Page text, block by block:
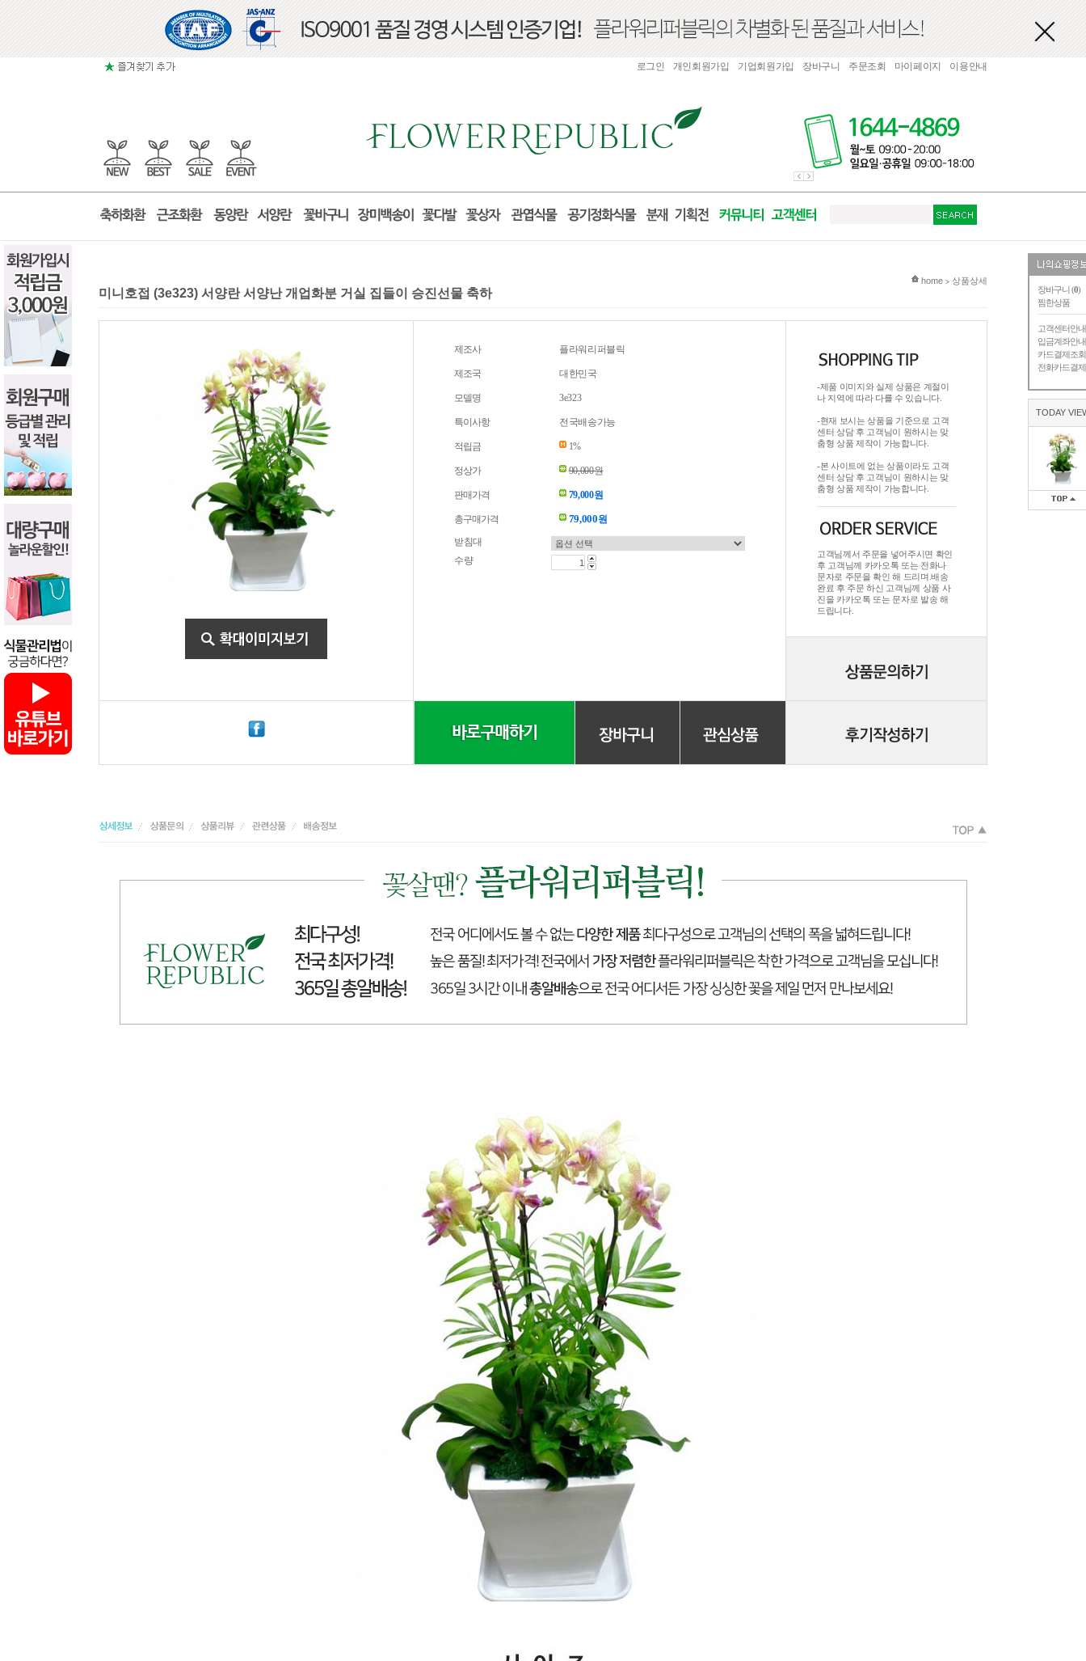
장바구니 (0)
찜한상품
고객센터안내
입금계좌안내
카드결제조회
전화카드결제
TODAY
로그인 개인회원가입 기업회원가입 장바구니 주문조회 마이페이지 이용안내
현재 위치
home > 상품상세
미니호접 (3e323) 서양란 서양난 개업화분 거실 집들이 승진선물 축하
제조사 플라워리퍼블릭
제조국 대한민국
모델명 3e323
특이사항 전국배송가능
적립금 1%
정상가 90,000원
판매가격 79,000원
총구매가격 79,000원
받침대
수량
-제품 이미지와 실제 상품은 계절이
나 지역에 따라 다를 수 있습니다.
-현재 보시는 상품을 기준으로 고객
센터 상담 후 고객님이 원하시는 맞
춤형 상품 제작이 가능합니다.
-본 사이트에 없는 상품이라도 고객
센터 상담 후 고객님이 원하시는 맞
춤형 상품 제작이 가능합니다.
고객님께서 주문을 넣어주시면 확인
후 고객님께 카카오톡 또는 전화나
문자로 주문을 확인 해 드리며.배송
완료 후 주문 하신 고객님께 상품 사
진을 카카오톡 또는 문자로 발송 해
드립니다.